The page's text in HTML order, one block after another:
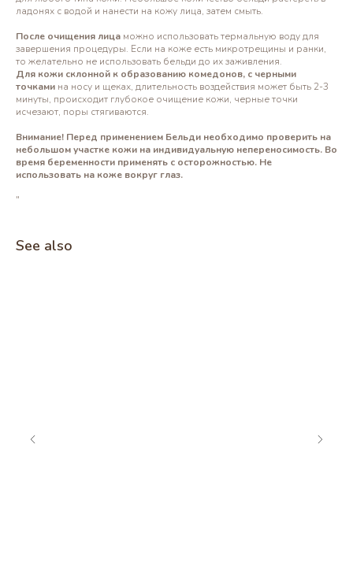
ладонях с водой и нанести на кожу лица, затем смыть.
После очищения лица можно использовать термальную воду для
завершения процедуры. Если на коже есть микротрещины и ранки,
то желательно не использовать бельди до их заживления.
Для кожи склонной к образованию комедонов, с черными
точками на носу и щеках, длительность воздействия может быть 2-3
минуты, происходит глубокое очищение кожи, черные точки
исчезают, поры стягиваются.
Внимание! Перед применением Бельди необходимо проверить на
небольшом участке кожи на индивидуальную непереносимость. Во
время беременности применять с осторожностью. Не
использовать на коже вокруг глаз.
"
See also